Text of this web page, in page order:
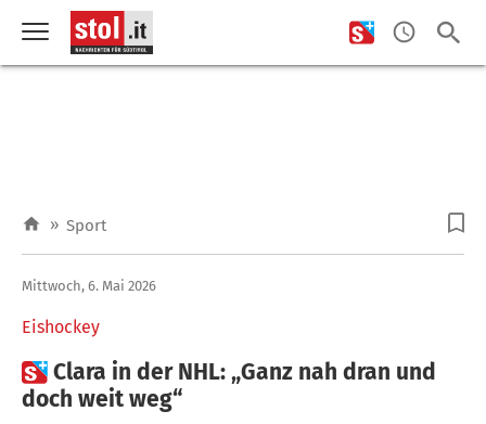
» Sport
Eishockey
Mittwoch, 6. Mai 2026
Clara in der NHL: „Ganz nah dran und
doch weit weg“